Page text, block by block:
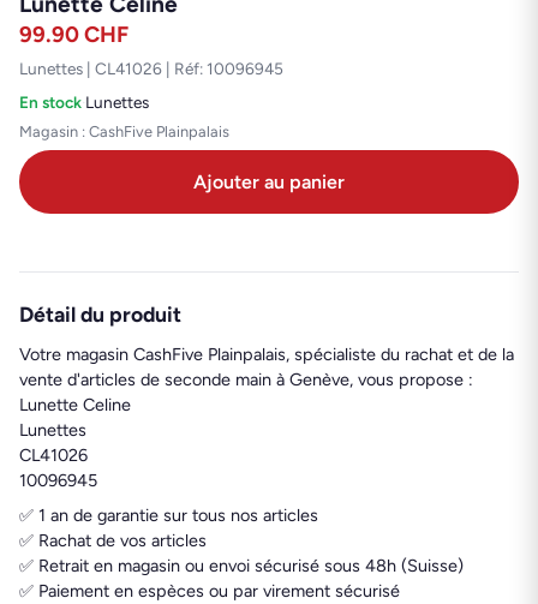
99.90CHF
Lunettes | CL41026 | Réf: 10096945
En stock·Lunettes
Magasin : CashFive Plainpalais
Ajouter au panier
Détail du produit
Votre magasin CashFive Plainpalais, spécialiste du rachat et de la
vente d'articles de seconde main à Genève, vous propose :
Lunette Celine
Lunettes
CL41026
10096945
✅ 1 an de garantie sur tous nos articles
✅ Rachat de vos articles
✅ Retrait en magasin ou envoi sécurisé sous 48h (Suisse)
✅ Paiement en espèces ou par virement sécurisé